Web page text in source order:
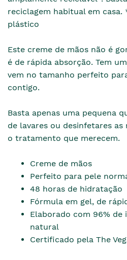
reciclagem habitual em
plástico
Este creme de mãos não é
é de rápida absorção. Tem
vem no tamanho perfeito
contigo.
Basta apenas uma pequena
de lavares ou desinfetares as
o tratamento que merecem.
Creme de mãos
Perfeito para pele
48 horas de hidratação
Fórmula em gel, de
Elaborado com 96% de
natural
Certificado pela The